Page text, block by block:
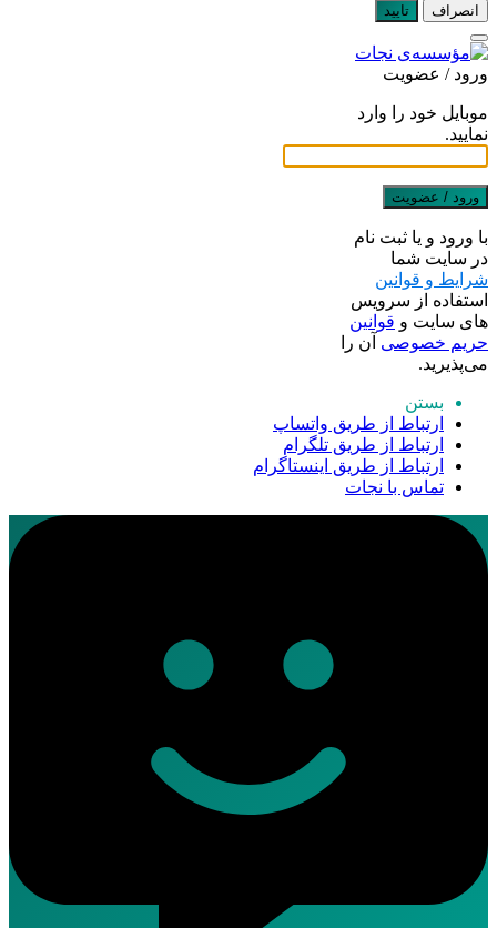
انصراف تایید
ورود / عضویت
موبایل خود را وارد
نمایید.
ورود / عضویت
با ورود و یا ثبت نام
در سایت شما
شرایط و قوانین
استفاده از سرویس
های سایت و قوانین
حریم خصوصی آن را
می‌پذیرید.
بستن
ارتباط از طریق واتساپ
ارتباط از طریق تلگرام
ارتباط از طریق اینستاگرام
تماس با نجات